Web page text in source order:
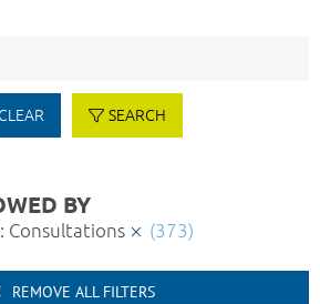
CLEAR SEARCH
BY
Consultations (373)
REMOVE ALL FILTERS